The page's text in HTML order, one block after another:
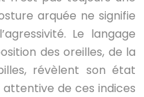
arquée ne signifie
Le langage
des oreilles, de la
révèlent son état
de ces indices